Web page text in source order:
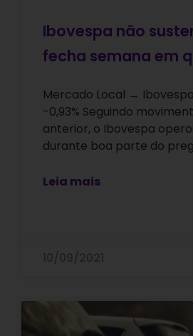
Ibovespa não
fecha semana em
Mercado Local → Ibovespa
-0,93% Seguindo
anterior, o Ibovespa
durante boa parte do
Leia mais